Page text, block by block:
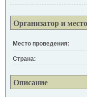
Организатор и
Место проведения:
Страна:
Описание